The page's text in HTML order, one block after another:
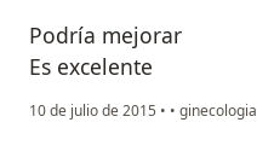
Podría mejorar
Es excelente
10 de julio de 2015 • • ginecologia